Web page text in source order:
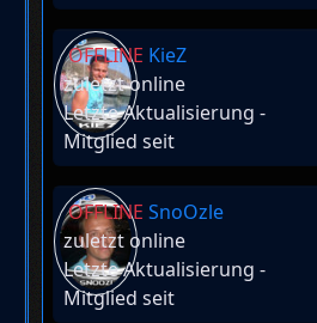
OFFLINE KieZ
zuletzt online
Letzte Aktualisierung -
Mitglied seit
OFFLINE SnoOzle
zuletzt online
Letzte Aktualisierung -
Mitglied seit